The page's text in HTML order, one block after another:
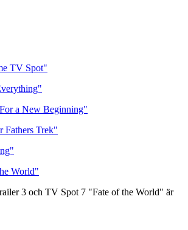
TV Spot"
a New Beginning"
Fathers Trek"
World"
3 och TV Spot 7 "Fate of the World" är